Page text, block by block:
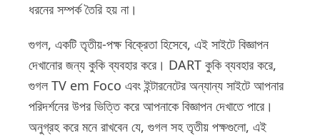
ধরনের সম্পর্ক তৈরি হয় না।
গুগল, একটি তৃতীয়-পক্ষ বিক্রেতা হিসেবে, এই সাইটে বিজ্ঞাপন
দেখানোর জন্য কুকি ব্যবহার করে। DART কুকি ব্যবহার করে,
গুগল TV em Foco এবং ইন্টারনেটের অন্যান্য সাইটে আপনার
পরিদর্শনের উপর ভিত্তি করে আপনাকে বিজ্ঞাপন দেখাতে পারে।
অনুগ্রহ করে মনে রাখবেন যে, গুগল সহ তৃতীয় পক্ষগুলো, এই